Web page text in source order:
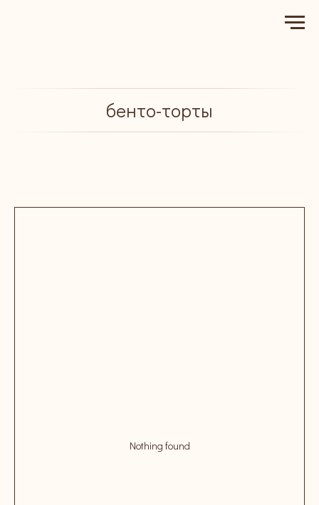
бенто-торты
Nothing found